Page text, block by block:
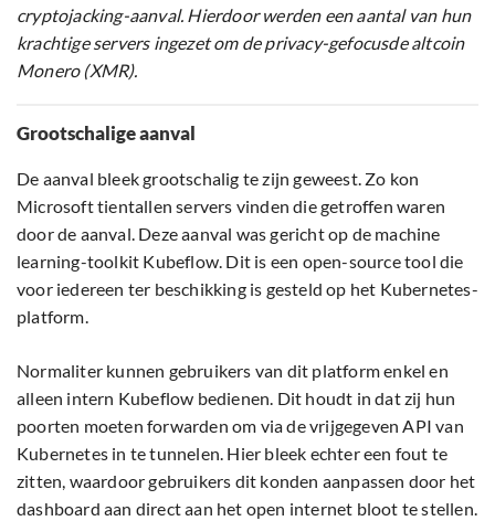
cryptojacking-aanval. Hierdoor werden een aantal van hun
krachtige servers ingezet om de privacy-gefocusde altcoin
Monero (XMR).
Grootschalige aanval
De aanval bleek grootschalig te zijn geweest. Zo kon
Microsoft tientallen servers vinden die getroffen waren
door de aanval. Deze aanval was gericht op de machine
learning-toolkit Kubeflow. Dit is een open-source tool die
voor iedereen ter beschikking is gesteld op het Kubernetes-
platform.
Normaliter kunnen gebruikers van dit platform enkel en
alleen intern Kubeflow bedienen. Dit houdt in dat zij hun
poorten moeten forwarden om via de vrijgegeven API van
Kubernetes in te tunnelen. Hier bleek echter een fout te
zitten, waardoor gebruikers dit konden aanpassen door het
dashboard aan direct aan het open internet bloot te stellen.